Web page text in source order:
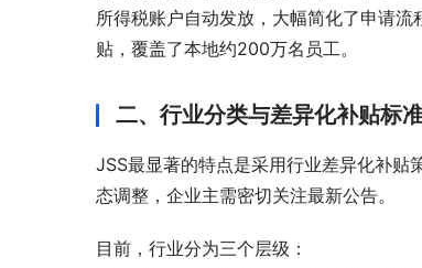
所得税账户自动发放，大幅简化了申请
贴，覆盖了本地约200万名员工。
二、行业分类与差异化补贴标
JSS最显著的特点是采用行业差异化补贴
态调整，企业主需密切关注最新公告。
目前，行业分为三个层级：